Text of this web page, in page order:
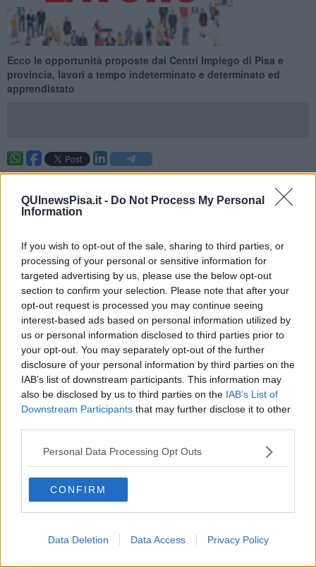
QUInewsPisa.it - Do Not Process My Personal
Information
If you wish to opt-out of the sale, sharing to third parties, or
processing of your personal or sensitive information for
targeted advertising by us, please use the below opt-out
section to confirm your selection. Please note that after your
opt-out request is processed you may continue seeing
interest-based ads based on personal information utilized by
us or personal information disclosed to third parties prior to
your opt-out. You may separately opt-out of the further
disclosure of your personal information by third parties on the
IAB’s list of downstream participants. This information may
also be disclosed by us to third parties on the IAB’s List of
Downstream Participants that may further disclose it to other
Personal Data Processing Opt Outs
CONFIRM
Data Deletion Data Access Privacy Policy
Ecco le opportunità proposte dai Centri Impiego di Pisa e
provincia, lavori a tempo indeterminato e determinato ed
apprendistato
Ecco le opportunità proposte dai Centri Impiego di Pisa e provincia
per la settimana 21 del 2026 (dal 24 May 2026 al 30 May 2026),
lavori a tempo indeterminato e determinato ed apprendistato.
Per vedere tutte le offerte di lavoro
Questa settimana:
I lavori più richiesti
Operai Addetti Ai Servizi di Igiene e Pulizia17
Cuochi In Alberghi e Ristoranti7
Addetti All'assistenza Personale7
Baristi e Professioni Assimilate6
Orario Lavoro
Full Time103
Part Time 66
Lavoro Nel Fine Settimana22
Tipologia Contratto
Lavoro a Tempo Determinato
Lavoro a Tempo Indeterminato
Posizioni Totali: 163